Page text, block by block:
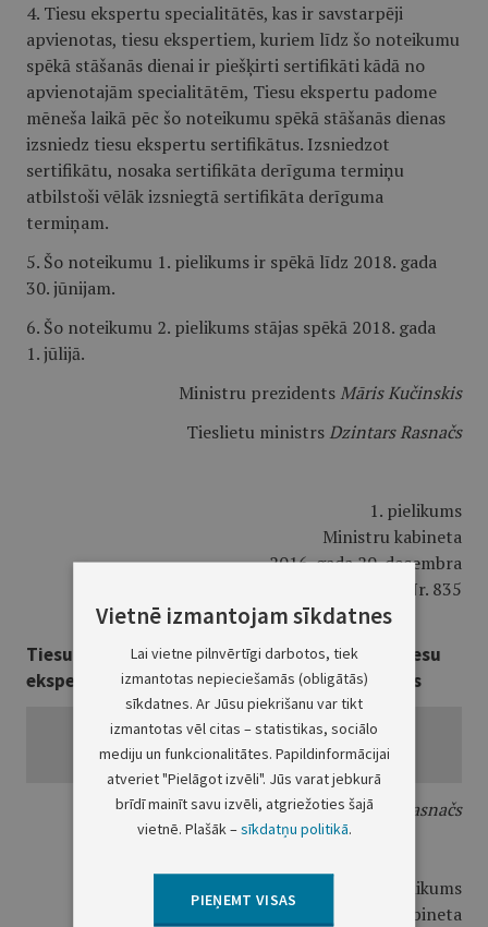
4. Tiesu ekspertu specialitātēs, kas ir savstarpēji
apvienotas, tiesu ekspertiem, kuriem līdz šo noteikumu
spēkā stāšanās dienai ir piešķirti sertifikāti kādā no
apvienotajām specialitātēm, Tiesu ekspertu padome
mēneša laikā pēc šo noteikumu spēkā stāšanās dienas
izsniedz tiesu ekspertu sertifikātus. Izsniedzot
sertifikātu, nosaka sertifikāta derīguma termiņu
atbilstoši vēlāk izsniegtā sertifikāta derīguma
termiņam.
5. Šo noteikumu 1. pielikums ir spēkā līdz 2018. gada
30. jūnijam.
6. Šo noteikumu 2. pielikums stājas spēkā 2018. gada
1. jūlijā.
Ministru prezidentsMāris Kučinskis
Tieslietu ministrsDzintars Rasnačs
1. pielikums
Ministru kabineta
2016. gada 20. decembra
noteikumiem Nr. 835
Tiesu ekspertu specialitāšu klasifikators un tiesu
ekspertīžu iestāžu tiesu ekspertu specialitātes
Tieslietu ministrsDzintars Rasnačs
2. pielikums
Ministru kabineta
Vietnē izmantojam sīkdatnes
Lai vietne pilnvērtīgi darbotos, tiek
izmantotas nepieciešamās (obligātās)
sīkdatnes. Ar Jūsu piekrišanu var tikt
izmantotas vēl citas – statistikas, sociālo
mediju un funkcionalitātes. Papildinformācijai
atveriet "Pielāgot izvēli". Jūs varat jebkurā
brīdī mainīt savu izvēli, atgriežoties šajā
vietnē. Plašāk –sīkdatņu politikā.
PIEŅEMT VISAS